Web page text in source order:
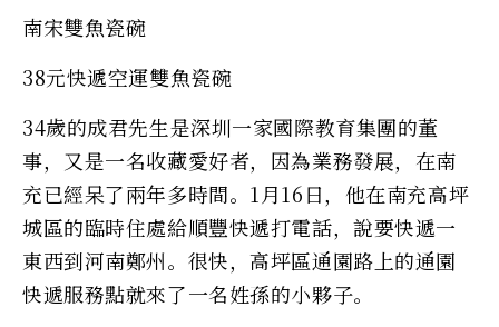
南宋雙魚瓷碗
38元快遞空運雙魚瓷碗
34歲的成君先生是深圳一家國際教育集團的董
事，又是一名收藏愛好者，因為業務發展，在南
充已經呆了兩年多時間。1月16日，他在南充高坪
城區的臨時住處給順豐快遞打電話，說要快遞一
東西到河南鄭州。很快，高坪區通園路上的通園
快遞服務點就來了一名姓孫的小夥子。